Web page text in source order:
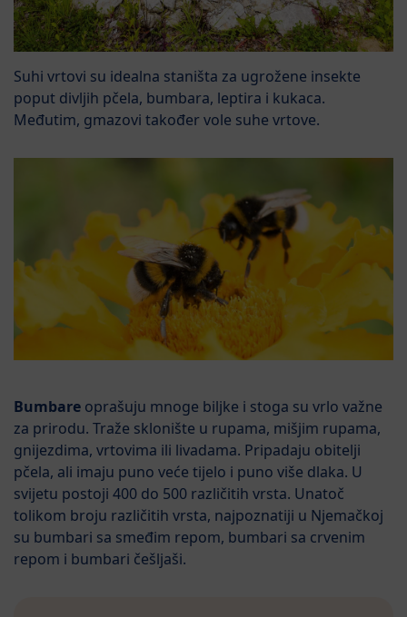
Suhi vrtovi su idealna staništa za ugrožene insekte
poput divljih pčela, bumbara, leptira i kukaca.
Međutim, gmazovi također vole suhe vrtove.
Bumbare oprašuju mnoge biljke i stoga su vrlo važne
za prirodu. Traže sklonište u rupama, mišjim rupama,
gnijezdima, vrtovima ili livadama. Pripadaju obitelji
pčela, ali imaju puno veće tijelo i puno više dlaka. U
svijetu postoji 400 do 500 različitih vrsta. Unatoč
tolikom broju različitih vrsta, najpoznatiji u Njemačkoj
su bumbari sa smeđim repom, bumbari sa crvenim
repom i bumbari češljaši.